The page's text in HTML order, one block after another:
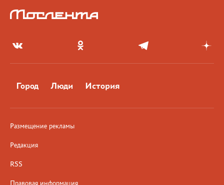
Город Люди История
Размещение рекламы
Редакция
RSS
Правовая информация